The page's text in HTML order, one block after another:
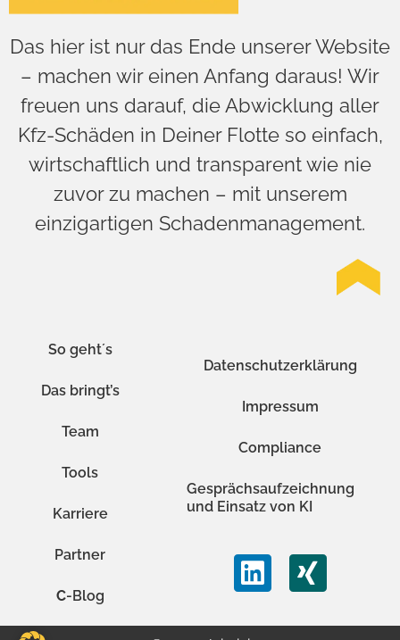
Das hier ist nur das Ende unserer Website
– machen wir einen Anfang daraus! Wir
freuen uns darauf, die Abwicklung aller
Kfz-Schäden in Deiner Flotte so einfach,
wirtschaftlich und transparent wie nie
zuvor zu machen – mit unserem
einzigartigen Schadenmanagement.
So geht´s
Das bringt’s
Team
Tools
Karriere
Partner
C-Blog
Datenschutzerklärung
Impressum
Compliance
Gesprächsaufzeichnung
und Einsatz von KI